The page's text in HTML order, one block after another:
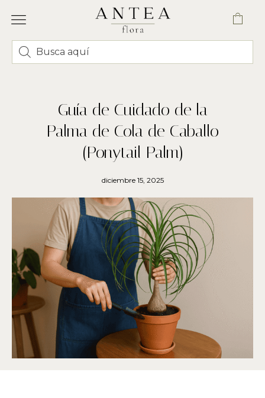
Guía de Cuidado de la
Palma de Cola de Caballo
(Ponytail Palm)
diciembre 15, 2025